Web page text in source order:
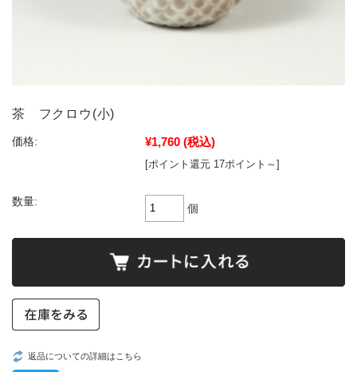
茶 フクロウ(小)
価格: ¥1,760 (税込)
[ポイント還元 17ポイント～]
数量:
個
返品についての詳細はこちら